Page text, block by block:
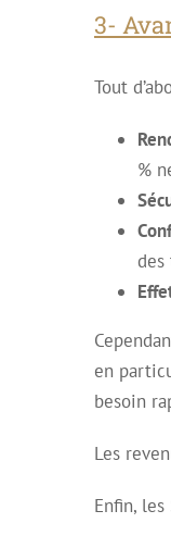
3-
Tout
%
des
en
besoin
Les
Enfin,